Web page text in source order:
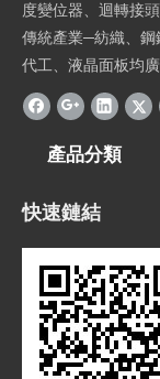
度變位器、迴轉接
傳統產業─紡織、鋼
代工、液晶面板均廣
產品分類
快速鏈結